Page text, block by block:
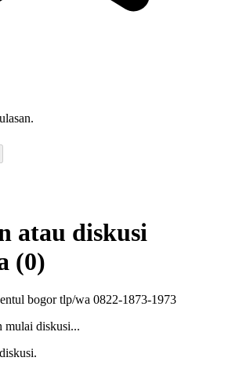
ulasan.
atau diskusi
(0)
bogor tlp/wa 0822-1873-1973
mulai diskusi...
diskusi.